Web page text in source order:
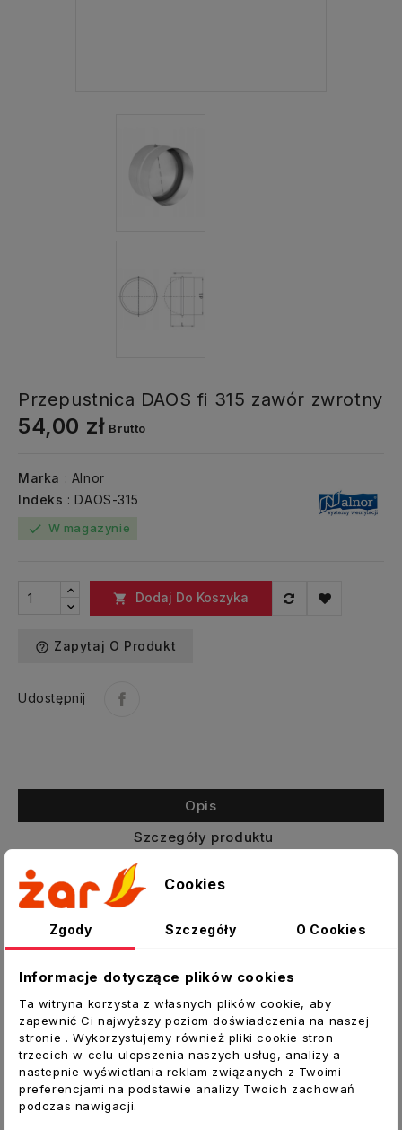
Przepustnica DAOS fi 315 zawór zwrotny
54,00 zł Brutto
Marka : Alnor
Indeks : DAOS-315
check W magazynie
 Dodaj Do Koszyka
help_outline Zapytaj O Produkt
Udostępnij
Opis
Szczegóły produktu
okrągłym
umożliwiającą przepływ powietrza tylko w
jednym kierunku. Aluminiowe lamelki podczas
zamykania dotykają piankowej uszczelki dzięki
czemu brak jest hałasu w instalacji wentylacji
kanałowej. Dzięki sprężynce utrzymującej
lamelki przepustnicy w pozycji zamkniętej
możliwe jest stosowanie jej również w
Cookies
Zgody Szczegóły O Cookies
Informacje dotyczące plików cookies
Ta witryna korzysta z własnych plików cookie, aby
zapewnić Ci najwyższy poziom doświadczenia na naszej
stronie . Wykorzystujemy również pliki cookie stron
trzecich w celu ulepszenia naszych usług, analizy a
nastepnie wyświetlania reklam związanych z Twoimi
preferencjami na podstawie analizy Twoich zachowań
podczas nawigacji.